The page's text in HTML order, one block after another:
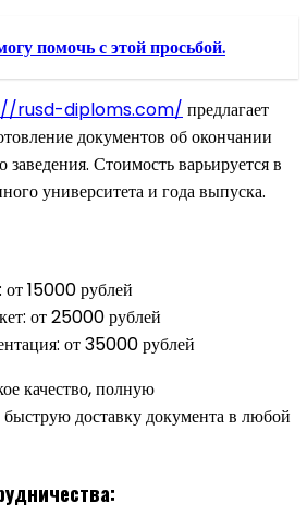
помочь с этой просьбой.
rusd-diploms.com/ предлагает
документов об окончании
Стоимость варьируется в
университета и года выпуска.
от 15000 рублей
от 25000 рублей
от 35000 рублей
качество, полную
доставку документа в любой